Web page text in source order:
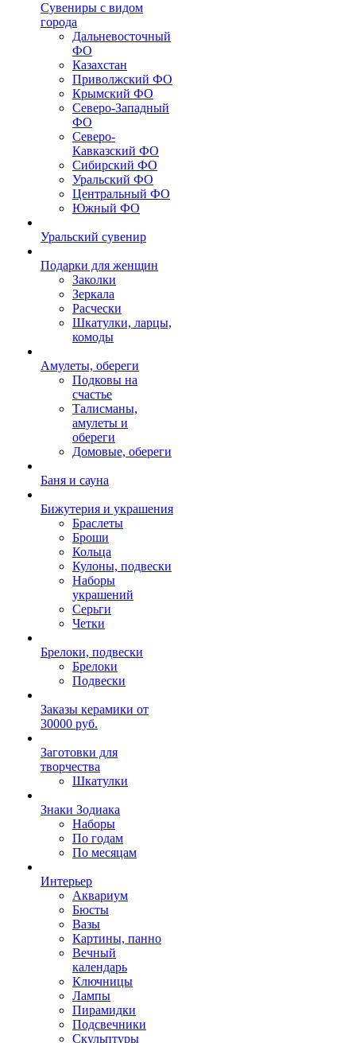
Сувениры с видом
города
Дальневосточный
ФО
Казахстан
Приволжский ФО
Крымский ФО
Северо-Западный
ФО
Северо-
Кавказский ФО
Сибирский ФО
Уральский ФО
Центральный ФО
Южный ФО
Уральский сувенир
Подарки для женщин
Заколки
Зеркала
Расчески
Шкатулки, ларцы,
комоды
Амулеты, обереги
Подковы на
счастье
Талисманы,
амулеты и
обереги
Домовые, обереги
Баня и сауна
Бижутерия и украшения
Браслеты
Броши
Кольца
Кулоны, подвески
Наборы
украшений
Серьги
Четки
Брелоки, подвески
Брелоки
Подвески
Заказы керамики от
30000 руб.
Заготовки для
творчества
Шкатулки
Знаки Зодиака
Наборы
По годам
По месяцам
Интерьер
Аквариум
Бюсты
Вазы
Картины, панно
Вечный
календарь
Ключницы
Лампы
Пирамидки
Подсвечники
Скульптуры